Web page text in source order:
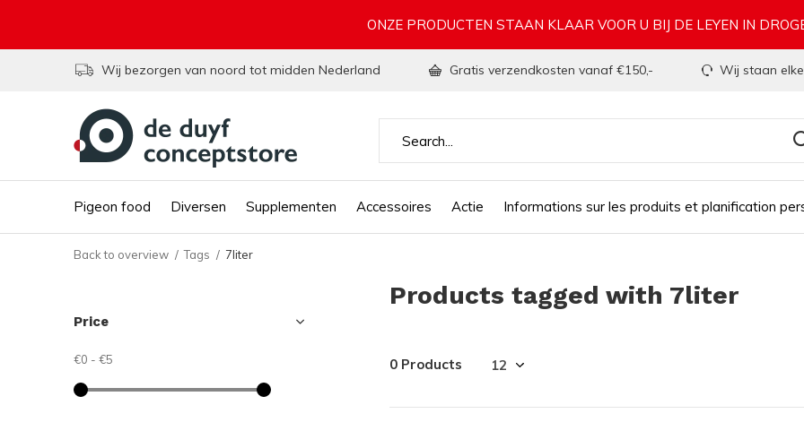
Pigeon food Diversen Supplementen Accessoires Actie Informations sur les produits et planification
Wij bezorgen van noord tot midden Nederland Gratis verzendkosten vanaf €150,- Wij staan
ONZE PRODUCTEN STAAN KLAAR VOOR U BIJ DE LEYEN IN
Back to overview Tags 7liter
Products tagged with 7liter
0 Products
Price
€0 - €5